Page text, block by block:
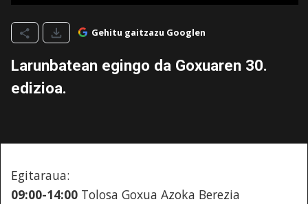
Gehitu gaitzazu Googlen
Larunbatean egingo da Goxuaren 30.
edizioa.
Egitaraua:
09:00-14:00 Tolosa Goxua Azoka Berezia